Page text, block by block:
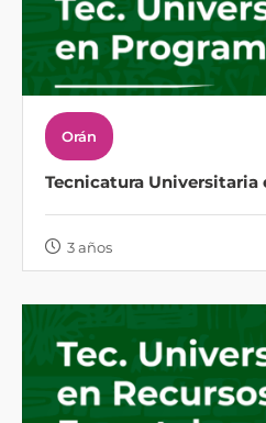
Orán
Tecnicatura Universitaria
3 años